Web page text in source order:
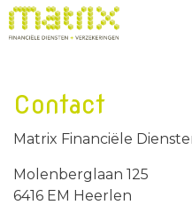
Contact
Matrix Financiële
Molenberglaan 125
6416 EM Heerlen